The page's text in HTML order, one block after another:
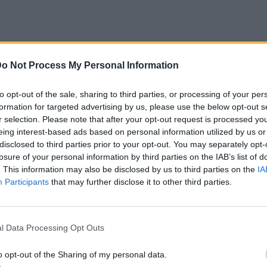
Not Process My Personal Information
opt-out of the sale, sharing to third parties, or processing of your
for targeted advertising by us, please use the below opt-out
selection. Please note that after your opt-out request is processed
interest-based ads based on personal information utilized by us
to third parties prior to your opt-out. You may separately
of your personal information by third parties on the IAB’s list of
This information may also be disclosed by us to third parties on the
Participants that may further disclose it to other third parties.
Data Processing Opt Outs
opt-out of the Sharing of my personal data.
όταν η μητέρα του κι οι πέντε αδελφές
να παντρευτεί. Ο Λουίς κάνει ένα
γυναίκα, που θα γοητεύσει την οικογένειά
τη μέρα του γάμου, ώστε να μην
για γάμο. Η Εμμανιουέλ, η αδελφή του
στο Παρίσι και ψάχνει δουλειά.
οποία κερδίζουν και οι δύο, όμως το
στραβά.